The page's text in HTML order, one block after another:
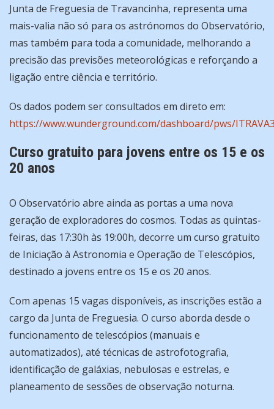
Junta de Freguesia de Travancinha, representa uma
mais-valia não só para os astrónomos do Observatório,
mas também para toda a comunidade, melhorando a
precisão das previsões meteorológicas e reforçando a
ligação entre ciência e território.
Os dados podem ser consultados em direto em:
https://www.wunderground.com/dashboard/pws/
Curso gratuito para jovens entre os 15 e os
20 anos
O Observatório abre ainda as portas a uma nova
geração de exploradores do cosmos. Todas as quintas-
feiras, das 17:30h às 19:00h, decorre um curso gratuito
de Iniciação à Astronomia e Operação de Telescópios,
destinado a jovens entre os 15 e os 20 anos.
Com apenas 15 vagas disponíveis, as inscrições estão a
cargo da Junta de Freguesia. O curso aborda desde o
funcionamento de telescópios (manuais e
automatizados), até técnicas de astrofotografia,
identificação de galáxias, nebulosas e estrelas, e
planeamento de sessões de observação noturna.